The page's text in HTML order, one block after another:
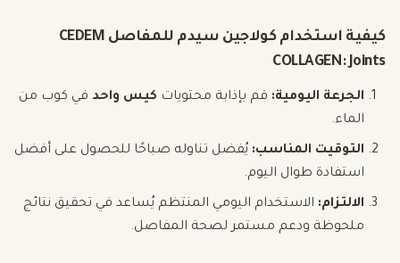
كيفية استخدام كولاجين سيدم للمفاصل CEDEM
COLLAGEN: Joints
الجرعة اليومية: قم بإذابة محتويات كيس واحد في كوب من
الماء.
التوقيت المناسب: يُفضل تناوله صباحًا للحصول على أفضل
استفادة طوال اليوم.
الالتزام: الاستخدام اليومي المنتظم يُساعد في تحقيق نتائج
ملحوظة ودعم مستمر لصحة المفاصل.